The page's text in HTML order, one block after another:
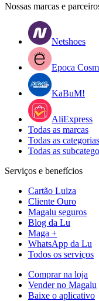
Nossas marcas e
Netshoes
Epoca
KaBuM!
AliExpress
Todas as marcas
Todas as categorias
Todas as
Serviços e benefícios
Cartão Luiza
Cliente Ouro
Magalu seguros
Blog da Lu
Maga +
WhatsApp da Lu
Todos os serviços
Comprar na loja
Vender no Magalu
Baixe o aplicativo